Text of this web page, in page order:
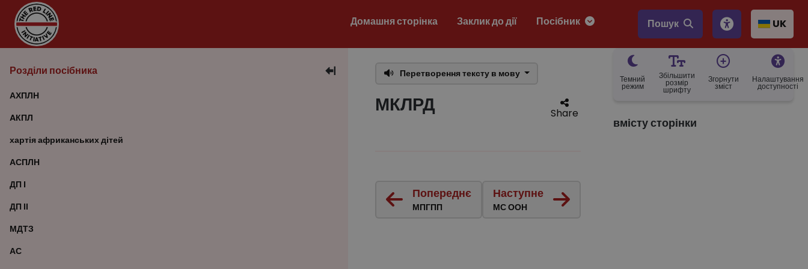
Домашня сторінка Заклик до дії Посібник Пошук UK
Розділи посібника
АХПЛН
AКПЛ
хартія африканських дітей
АСПЛН
ДП I
ДП ІІ
МДТЗ
АС
Перетворення тексту в мову
МКЛРД Share
Попереднє
МПГПП
Наступне
МС ООН
Темний
режим
Збільшити
розмір
шрифту
Згорнути
зміст
Налаштування
доступності
вмісту сторінки